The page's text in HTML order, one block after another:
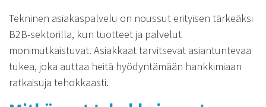
Tekninen asiakaspalvelu on noussut erityisen tärkeäksi
B2B-sektorilla, kun tuotteet ja palvelut
monimutkaistuvat. Asiakkaat tarvitsevat asiantuntevaa
tukea, joka auttaa heitä hyödyntämään hankkimiaan
ratkaisuja tehokkaasti.